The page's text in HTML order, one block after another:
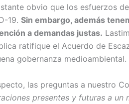
obvio que los esfuerzos
19. Sin embargo, además
a demandas justas.
ratifique el Acuerdo de
gobernanza medioambiental.
las preguntas a nuestro
presentes y futuras a un